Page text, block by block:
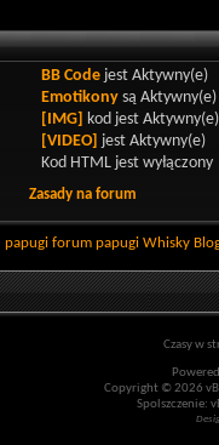
BB Codejest Aktywny(e)
Emotikonysą Aktywny(e)
[IMG]
kod jest Aktywny(e)
[VIDEO] jest Aktywny(e)
Kod HTML jest wyłączony
Zasady na forum
papugi forum papugi Whisky
Czasy w
Copyright © 2026
Spolszczenie: